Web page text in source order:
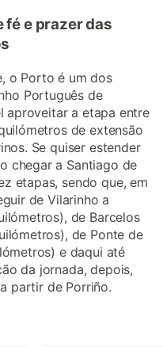
fé e prazer das
o Porto é um dos
Português de
aproveitar a etapa entre
de extensão
Se quiser estender
chegar a Santiago de
etapas, sendo que, em
de Vilarinho a
de Barcelos
de Ponte de
e daqui até
da jornada, depois,
partir de Porriño.